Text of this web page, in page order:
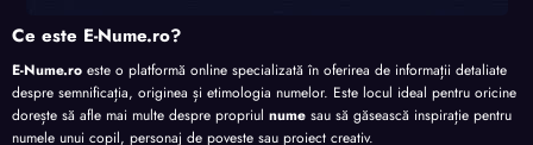
Ce este E-Nume.ro?
E-Nume.ro este o platformă online specializată în oferirea de informații detaliate
despre semnificația, originea și etimologia numelor. Este locul ideal pentru oricine
dorește să afle mai multe despre propriul nume sau să găsească inspirație pentru
numele unui copil, personaj de poveste sau proiect creativ.